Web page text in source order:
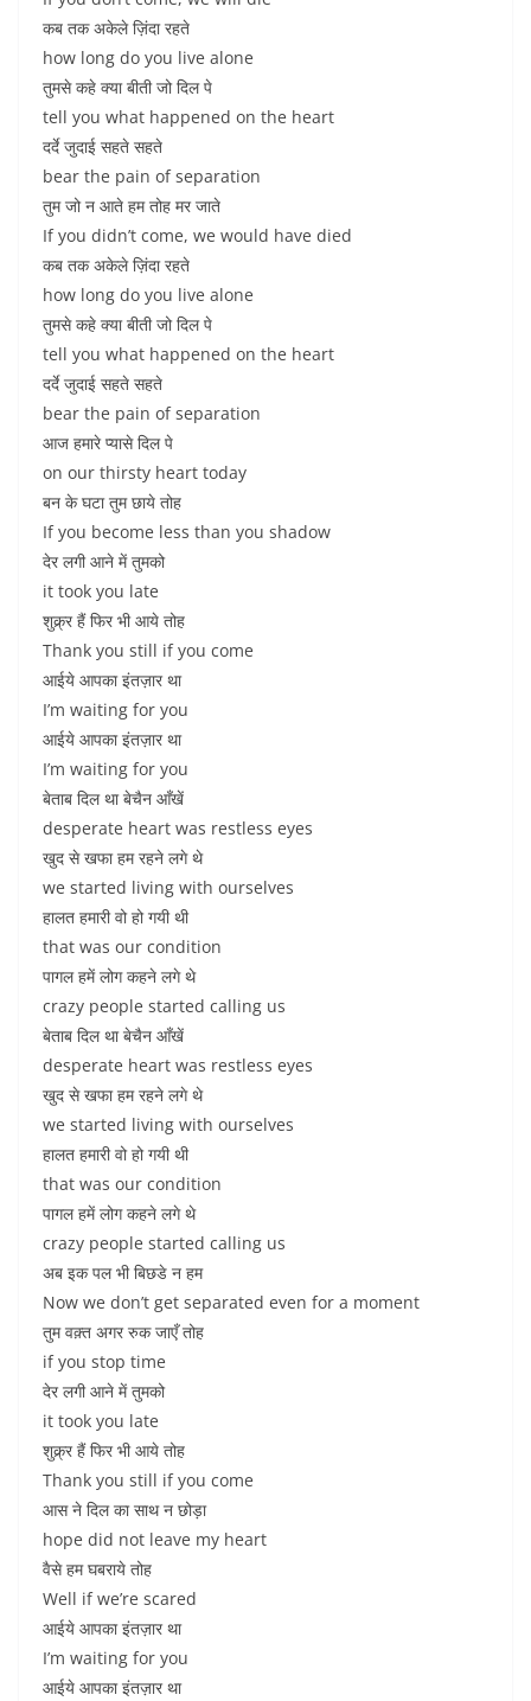
कब तक अकेले ज़िंदा रहते
how long do you live alone
तुमसे कहे क्या बीती जो दिल पे
tell you what happened on the heart
दर्दे जुदाई सहते सहते
bear the pain of separation
तुम जो न आते हम तोह मर जाते
If you didn’t come, we would have died
कब तक अकेले ज़िंदा रहते
how long do you live alone
तुमसे कहे क्या बीती जो दिल पे
tell you what happened on the heart
दर्दे जुदाई सहते सहते
bear the pain of separation
आज हमारे प्यासे दिल पे
on our thirsty heart today
बन के घटा तुम छाये तोह
If you become less than you shadow
देर लगी आने में तुमको
it took you late
शुक्र्र हैं फिर भी आये तोह
Thank you still if you come
आईये आपका इंतज़ार था
I’m waiting for you
आईये आपका इंतज़ार था
I’m waiting for you
बेताब दिल था बेचैन आँखें
desperate heart was restless eyes
खुद से खफा हम रहने लगे थे
we started living with ourselves
हालत हमारी वो हो गयी थी
that was our condition
पागल हमें लोग कहने लगे थे
crazy people started calling us
बेताब दिल था बेचैन आँखें
desperate heart was restless eyes
खुद से खफा हम रहने लगे थे
we started living with ourselves
हालत हमारी वो हो गयी थी
that was our condition
पागल हमें लोग कहने लगे थे
crazy people started calling us
अब इक पल भी बिछडे न हम
Now we don’t get separated even for a moment
तुम वक़्त अगर रुक जाएँ तोह
if you stop time
देर लगी आने में तुमको
it took you late
शुक्र्र हैं फिर भी आये तोह
Thank you still if you come
आस ने दिल का साथ न छोड़ा
hope did not leave my heart
वैसे हम घबराये तोह
Well if we’re scared
आईये आपका इंतज़ार था
I’m waiting for you
आईये आपका इंतज़ार था